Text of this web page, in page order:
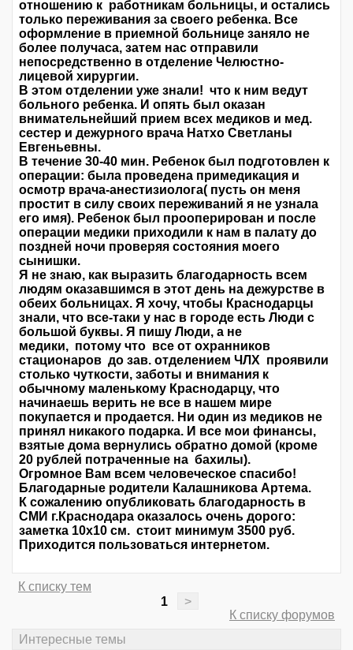
отношению к работникам больницы, и остались
только переживания за своего ребенка. Все
оформление в приемной больнице заняло не
более получаса, затем нас отправили
непосредственно в отделение Челюстно-
лицевой хирургии.
В этом отделении уже знали! что к ним ведут
больного ребенка. И опять был оказан
внимательнейший прием всех медиков и мед.
сестер и дежурного врача Натхо Светланы
Евгеньевны.
В течение 30-40 мин. Ребенок был подготовлен к
операции: была проведена примедикация и
осмотр врача-анестизиолога( пусть он меня
простит в силу своих переживаний я не узнала
его имя). Ребенок был прооперирован и после
операции медики приходили к нам в палату до
поздней ночи проверяя состояния моего
сынишки.
Я не знаю, как выразить благодарность всем
людям оказавшимся в этот день на дежурстве в
обеих больницах. Я хочу, чтобы Краснодарцы
знали, что все-таки у нас в городе есть Люди с
большой буквы. Я пишу Люди, а не
медики, потому что все от охранников
стационаров до зав. отделением ЧЛХ проявили
столько чуткости, заботы и внимания к
обычному маленькому Краснодарцу, что
начинаешь верить не все в нашем мире
покупается и продается. Ни один из медиков не
принял никакого подарка. И все мои финансы,
взятые дома вернулись обратно домой (кроме
20 рублей потраченные на бахилы).
Огромное Вам всем человеческое спасибо!
Благодарные родители Калашникова Артема.
К сожалению опубликовать благодарность в
СМИ г.Краснодара оказалось очень дорого:
заметка 10х10 см. стоит минимум 3500 руб.
Приходится пользоваться интернетом.
К списку тем
1
>
К списку форумов
Интересные темы